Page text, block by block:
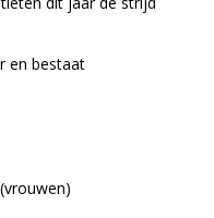
en bestaat